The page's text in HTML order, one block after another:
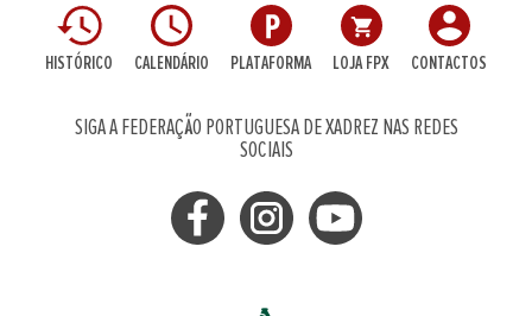
HISTÓRICO CALENDÁRIO PLATAFORMA LOJA FPX CONTACTOS
SIGA A FEDERAÇÃO PORTUGUESA DE XADREZ NAS REDES
SOCIAIS